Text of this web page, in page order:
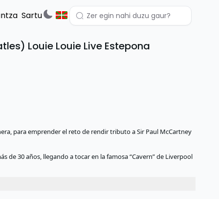
Sartu
Louie Louie Live Estepona
para emprender el reto de rendir tributo a Sir Paul McCartney
de 30 años, llegando a tocar en la famosa “Cavern” de Liverpool